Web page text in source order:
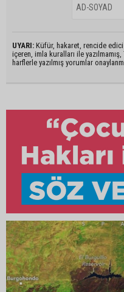
UYARI: Küfür, hakaret, rencide edici
içeren, imla kuralları ile
harflerle yazılmış yorumlar